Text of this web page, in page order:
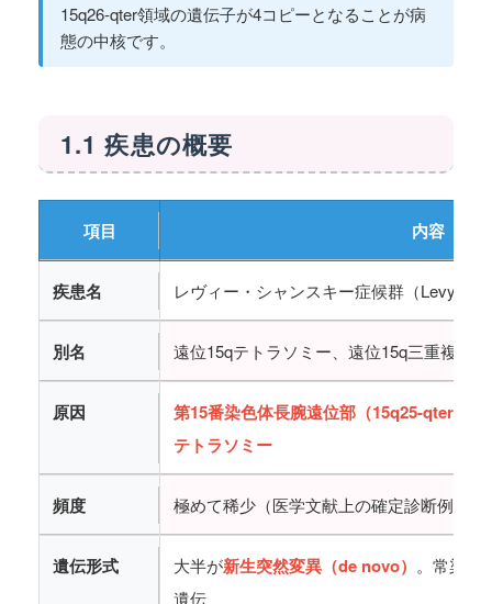
15q26-qter領域の遺伝子が4コピーとなることが病
態の中核です。
1.1 疾患の概要
項目 内容
疾患名 レヴィー・シャンスキー症候群（Levy-
別名 遠位15qテトラソミー、遠位15q三重複症
原因
第15番染色体長腕遠位部（15q25-qter ま
テトラソミー
頻度 極めて稀少（医学文献上の確定診断例は
遺伝形式 大半が新生突然変異（de novo） 。常染色
遺伝